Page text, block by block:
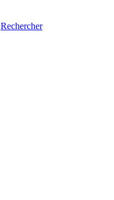
Rechercher